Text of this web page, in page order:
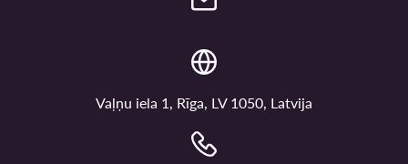
Vaļņu iela 1, Rīga, LV 1050, Latvija